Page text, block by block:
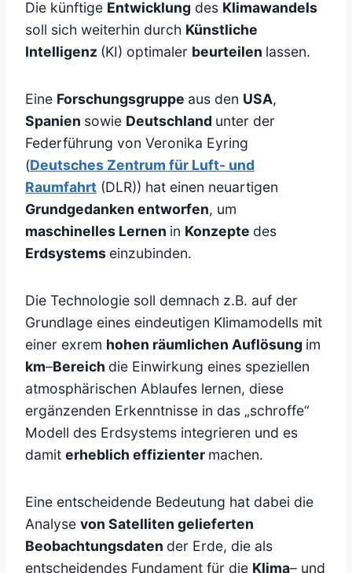
Die künftige Entwicklung des Klimawandels
soll sich weiterhin durch Künstliche
Intelligenz (KI) optimaler beurteilen lassen.
Eine Forschungsgruppe aus den USA,
Spanien sowie Deutschland unter der
Federführung von Veronika Eyring
(Deutsches Zentrum für Luft- und
Raumfahrt (DLR)) hat einen neuartigen
Grundgedanken entworfen, um
maschinelles Lernen in Konzepte des
Erdsystems einzubinden.
Die Technologie soll demnach z.B. auf der
Grundlage eines eindeutigen Klimamodells mit
einer exrem hohen räumlichen Auflösung im
km–Bereich die Einwirkung eines speziellen
atmosphärischen Ablaufes lernen, diese
ergänzenden Erkenntnisse in das „schroffe“
Modell des Erdsystems integrieren und es
damit erheblich effizienter machen.
Eine entscheidende Bedeutung hat dabei die
Analyse von Satelliten gelieferten
Beobachtungsdaten der Erde, die als
entscheidendes Fundament für die Klima– und